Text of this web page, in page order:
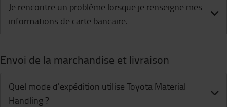
Je rencontre un problème lorsque je renseigne mes
informations de carte bancaire.
Envoi de la marchandise et livraison
Quel mode d'expédition utilise Toyota Material
Handling ?